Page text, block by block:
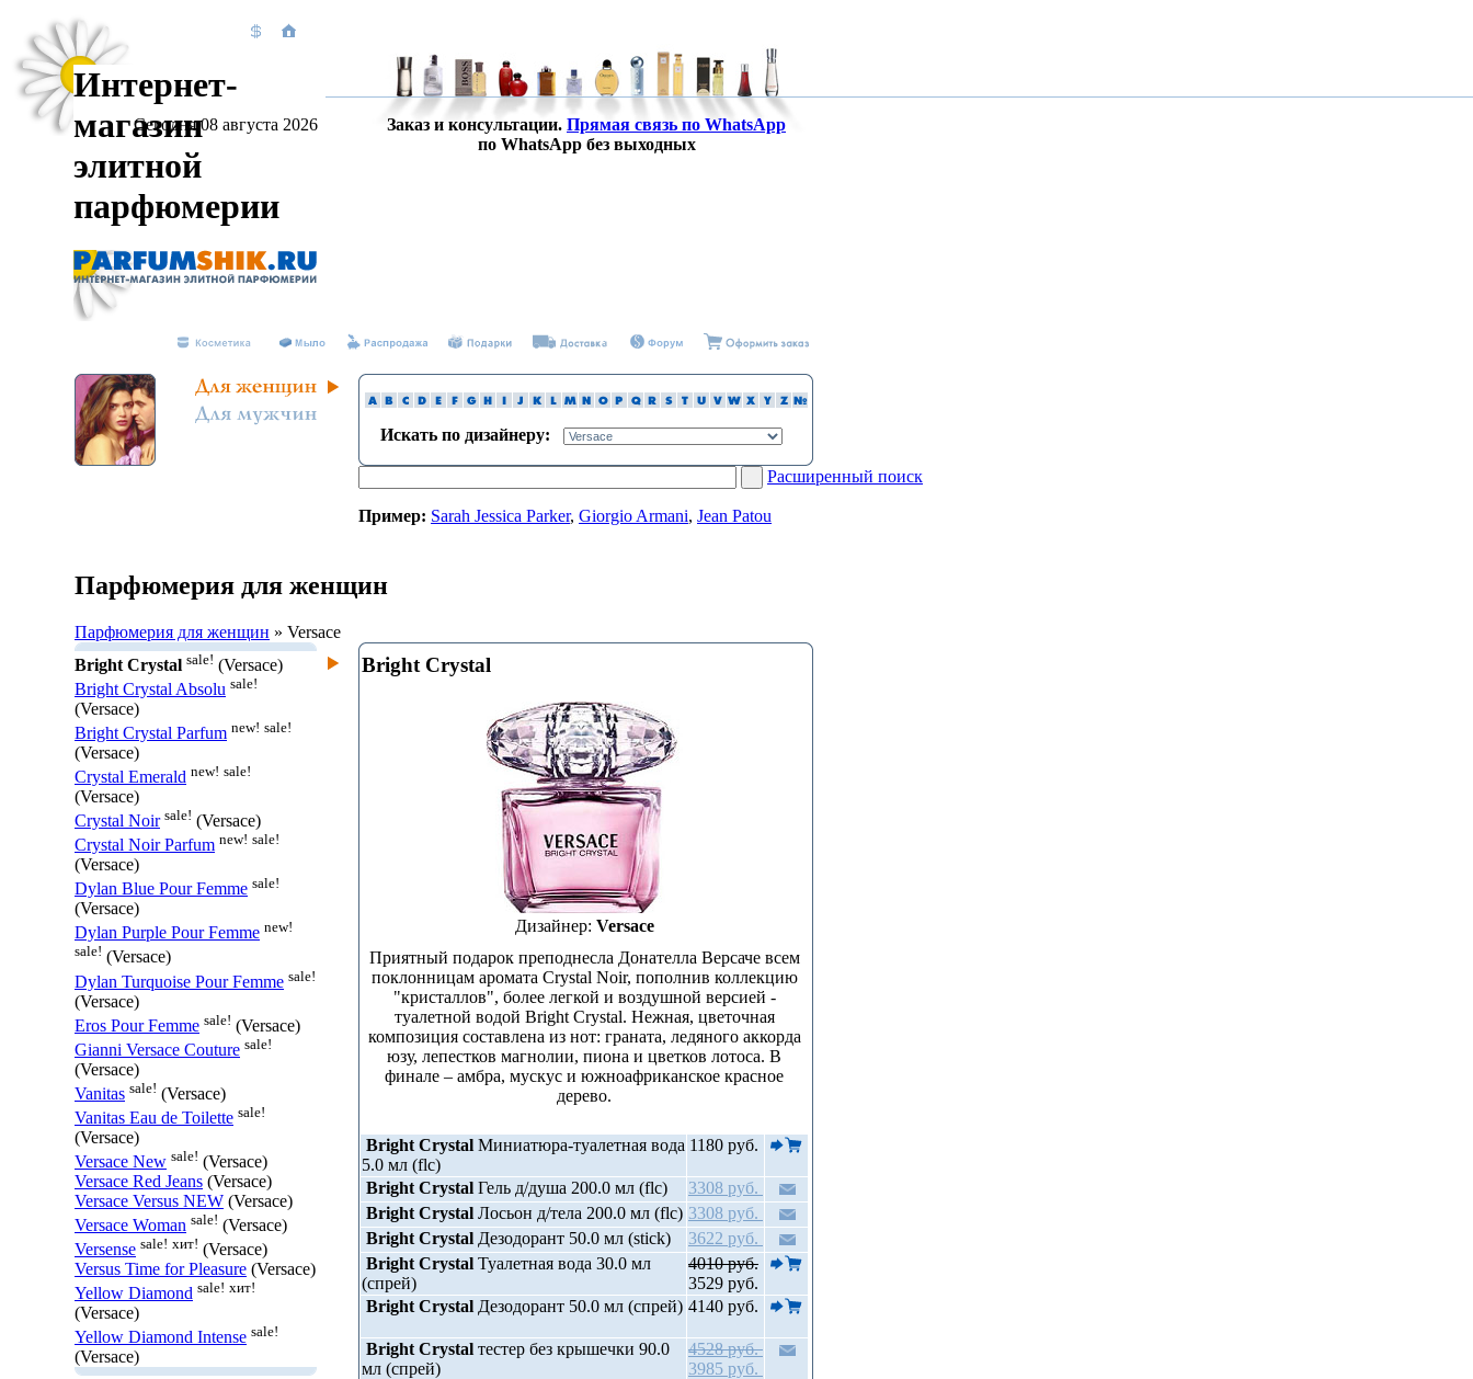
Интернет-
магазин
элитной
парфюмерии
Сегодня 08 августа 2026 Заказ и консультации. Прямая связь по WhatsApp
по WhatsApp без выходных
Искать по дизайнеру:
Расширенный поиск
Пример: Sarah Jessica Parker, Giorgio Armani, Jean Patou
Парфюмерия для женщин
Парфюмерия для женщин » Versace
Bright Crystal sale! (Versace)
Bright Crystal Absolu sale!
(Versace)
Bright Crystal Parfum new! sale!
(Versace)
Crystal Emerald new! sale!
(Versace)
Crystal Noir sale! (Versace)
Crystal Noir Parfum new! sale!
(Versace)
Dylan Blue Pour Femme sale!
(Versace)
Dylan Purple Pour Femme new!
sale! (Versace)
Dylan Turquoise Pour Femme sale!
(Versace)
Eros Pour Femme sale! (Versace)
Gianni Versace Couture sale!
(Versace)
Vanitas sale! (Versace)
Vanitas Eau de Toilette sale!
(Versace)
Versace New sale! (Versace)
Versace Red Jeans (Versace)
Versace Versus NEW (Versace)
Versace Woman sale! (Versace)
Versense sale! хит! (Versace)
Versus Time for Pleasure (Versace)
Yellow Diamond sale! хит!
(Versace)
Yellow Diamond Intense sale!
(Versace)
Bright Crystal
Дизайнер: Versace
Приятный подарок преподнесла Донателла Версаче всем
поклонницам аромата Crystal Noir, пополнив коллекцию
"кристаллов", более легкой и воздушной версией -
туалетной водой Bright Crystal. Нежная, цветочная
композиция составлена из нот: граната, ледяного аккорда
юзу, лепестков магнолии, пиона и цветков лотоса. В
финале – амбра, мускус и южноафриканское красное
дерево.
Bright Crystal Миниатюра-туалетная вода
5.0 мл (flc)
1180 руб.
Bright Crystal Гель д/душа 200.0 мл (flc)
3308 руб.
Bright Crystal Лосьон д/тела 200.0 мл (flc) 3308 руб.
Bright Crystal Дезодорант 50.0 мл (stick)
3622 руб.
Bright Crystal Туалетная вода 30.0 мл
(спрей)
4010 руб.
3529 руб.
Bright Crystal Дезодорант 50.0 мл (спрей) 4140 руб.
Bright Crystal тестер без крышечки 90.0
мл (спрей)
4528 руб.
3985 руб.